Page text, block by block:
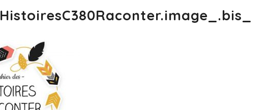
HistoiresC380Raconter.image_.bis_